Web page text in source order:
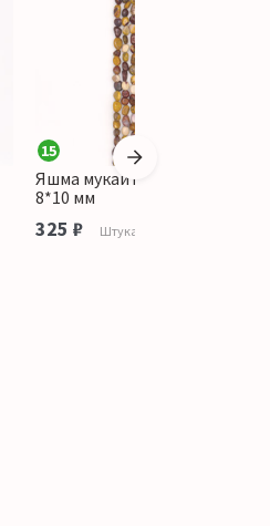
15
Яшма мукаит галтовка
8*10 мм
325 ₽ Штука